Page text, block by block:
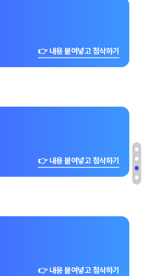
👉 내용 붙여넣고 첨삭하기
👉 내용 붙여넣고 첨삭하기
👉 내용 붙여넣고 첨삭하기